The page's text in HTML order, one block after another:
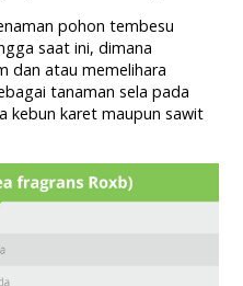
pohon tembesu
saat ini, dimana
dan atau memelihara
tanaman sela pada
kebun karet maupun sawit